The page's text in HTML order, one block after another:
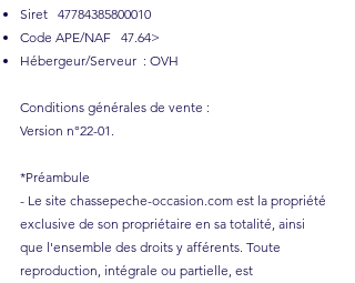
Siret 47784385800010
Code APE/NAF 47.64>
Hébergeur/Serveur : OVH
Conditions générales de vente :
Version n°22-01.
*Préambule
- Le site chassepeche-occasion.com est la propriété
exclusive de son propriétaire en sa totalité, ainsi
que l'ensemble des droits y afférents. Toute
reproduction, intégrale ou partielle, est